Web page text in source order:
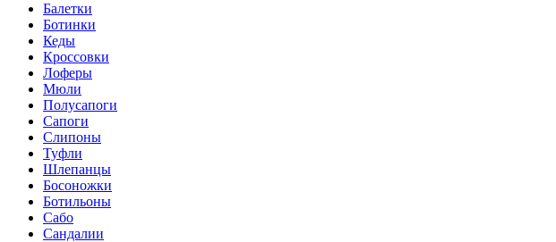
Балетки
Ботинки
Кеды
Кроссовки
Лоферы
Мюли
Полусапоги
Сапоги
Слипоны
Туфли
Шлепанцы
Босоножки
Ботильоны
Сабо
Сандалии